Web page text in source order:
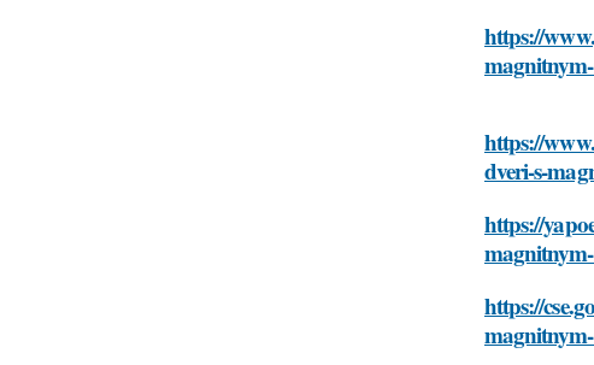
https://
https://
dveri-s-
https://
https://